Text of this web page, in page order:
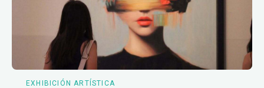
EXHIBICIÓN ARTÍSTICA